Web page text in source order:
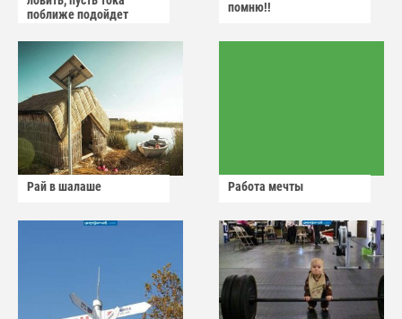
поближе подойдет
помню!!
Рай в шалаше Работа мечты